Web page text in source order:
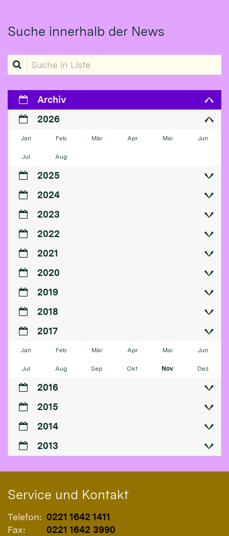
Suche innerhalb der News
Suche in Liste
Archiv
2026
Jan Feb Mär Apr Mai Jun
Jul Aug
2025
2024
2023
2022
2021
2020
2019
2018
2017
Jan Feb Mär Apr Mai Jun
Jul Aug Sep Okt Nov Dez
2016
2015
2014
2013
Service und Kontakt
Telefon: 0221 1642 1411
Fax:
0221 1642 3990